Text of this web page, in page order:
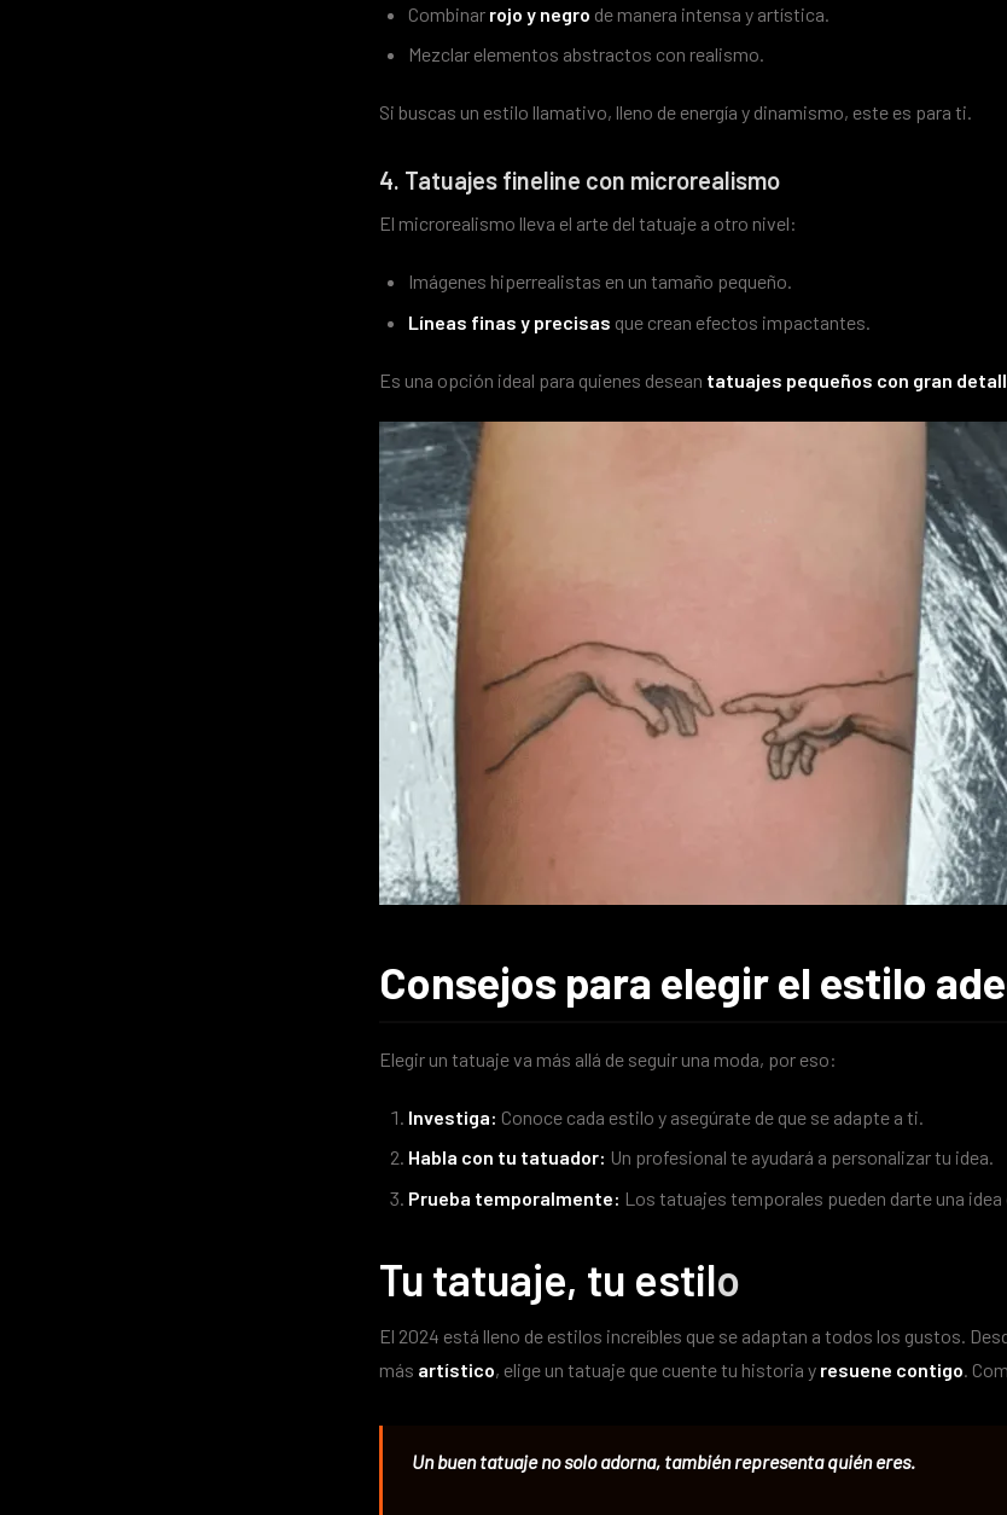
Combinar rojo y negro de manera intensa y artística.
Mezclar elementos abstractos con realismo.
Si buscas un estilo llamativo, lleno de energía y dinamismo, este es para ti.
4. Tatuajes fineline con microrealismo
El microrealismo lleva el arte del tatuaje a otro nivel:
Imágenes hiperrealistas en un tamaño pequeño.
Líneas finas y precisas que crean efectos impactantes.
Es una opción ideal para quienes desean tatuajes pequeños con gran
Consejos para elegir el estilo
Elegir un tatuaje va más allá de seguir una moda, por eso:
Investiga: Conoce cada estilo y asegúrate de que se adapte a ti.
Habla con tu tatuador: Un profesional te ayudará a personalizar tu idea.
Prueba temporalmente: Los tatuajes temporales pueden darte una
Tu tatuaje, tu estilo
El 2024 está lleno de estilos increíbles que se adaptan a todos los gustos.
más artístico, elige un tatuaje que cuente tu historia y resuene contigo.
Un buen tatuaje no solo adorna, también representa quién eres.